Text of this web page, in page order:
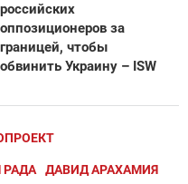
российских
оппозиционеров за
границей, чтобы
обвинить Украину – ISW
РАДА ДАВИД АРАХАМИЯ